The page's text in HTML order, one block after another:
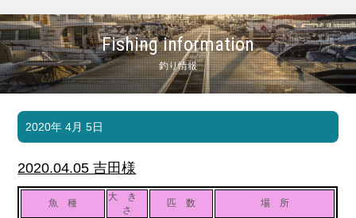
Fishing information
釣り情報
マリンクラブ
マリンライフを堪能したい！
ボート販売
ボート免許
長年の実績と信頼！
店舗情報 公式ブログ
2020年 4月 5日
2020.04.05 吉田様
魚 種
大 き
さ
匹 数 場 所